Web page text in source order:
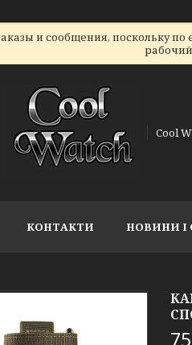
и сообщения, поскольку
Cool
КОНТАКТИ НОВИНИ І